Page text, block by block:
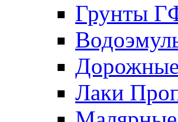
Грунты
Лаки